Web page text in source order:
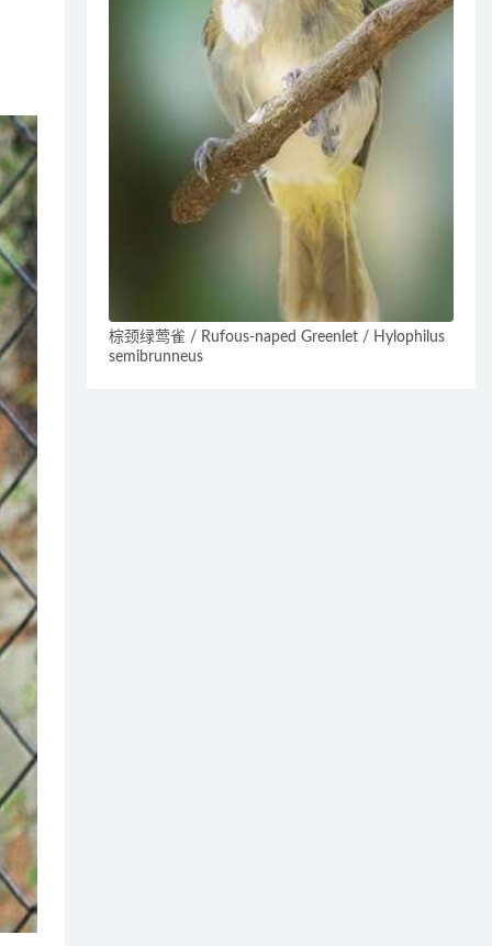
棕颈绿莺雀 / Rufous-naped Greenlet / Hylophilus
semibrunneus